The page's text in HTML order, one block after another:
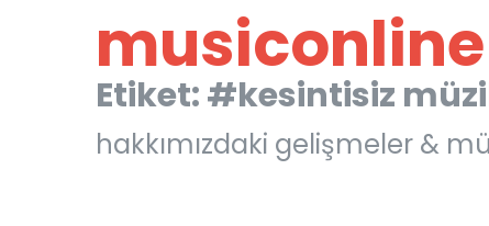
Etiket: #kesintisiz
hakkımızdaki gelişmeler &